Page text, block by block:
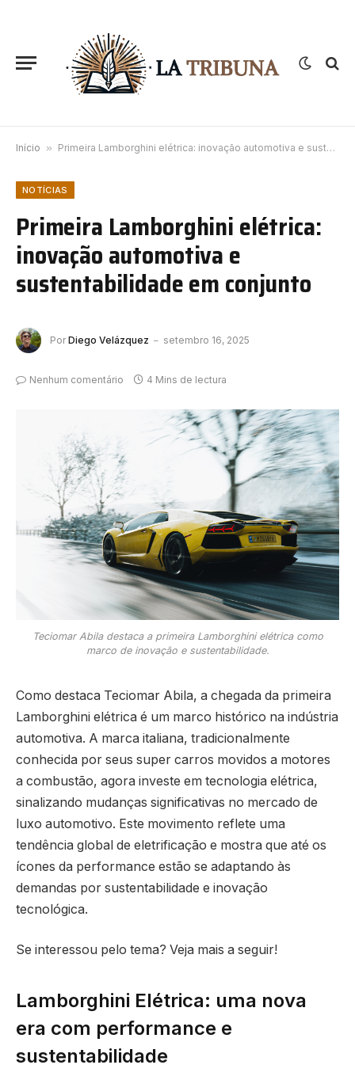
Início » Primeira Lamborghini elétrica: inovação automotiva e sustentabilidade em conjunto
NOTÍCIAS
Primeira Lamborghini elétrica:
inovação automotiva e
sustentabilidade em conjunto
Por Diego Velázquez setembro 16, 2025
Nenhum comentário 4 Mins de lectura
Teciomar Abila destaca a primeira Lamborghini elétrica como
marco de inovação e sustentabilidade.
Como destaca Teciomar Abila, a chegada da primeira
Lamborghini elétrica é um marco histórico na indústria
automotiva. A marca italiana, tradicionalmente
conhecida por seus super carros movidos a motores
a combustão, agora investe em tecnologia elétrica,
sinalizando mudanças significativas no mercado de
luxo automotivo. Este movimento reflete uma
tendência global de eletrificação e mostra que até os
ícones da performance estão se adaptando às
demandas por sustentabilidade e inovação
tecnológica.
Se interessou pelo tema? Veja mais a seguir!
Lamborghini Elétrica: uma nova
era com performance e
sustentabilidade